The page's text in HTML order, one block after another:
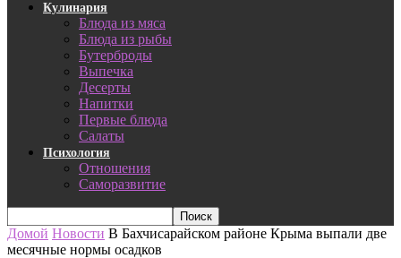
Кулинария
Блюда из мяса
Блюда из рыбы
Бутерброды
Выпечка
Десерты
Напитки
Первые блюда
Салаты
Психология
Отношения
Саморазвитие
Домой Новости В Бахчисарайском районе Крыма выпали две
месячные нормы осадков